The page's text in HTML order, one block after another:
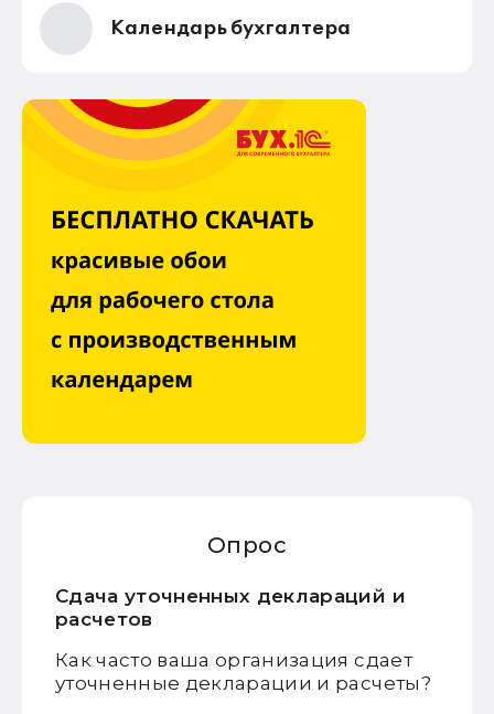
Календарь бухгалтера
Опрос
Сдача уточненных деклараций и
расчетов
Как часто ваша организация сдает
уточненные декларации и расчеты?